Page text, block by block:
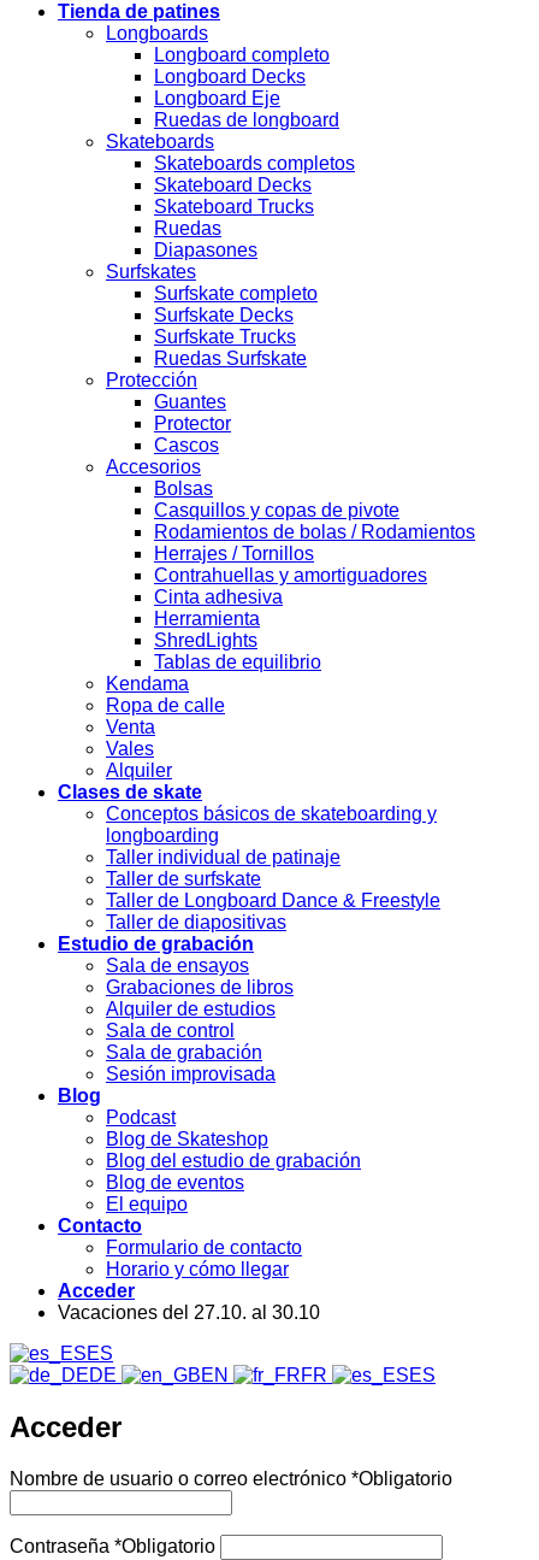
Tienda de patines
Longboards
Longboard completo
Longboard Decks
Longboard Eje
Ruedas de longboard
Skateboards
Skateboards completos
Skateboard Decks
Skateboard Trucks
Ruedas
Diapasones
Surfskates
Surfskate completo
Surfskate Decks
Surfskate Trucks
Ruedas Surfskate
Protección
Guantes
Protector
Cascos
Accesorios
Bolsas
Casquillos y copas de pivote
Rodamientos de bolas / Rodamientos
Herrajes / Tornillos
Contrahuellas y amortiguadores
Cinta adhesiva
Herramienta
ShredLights
Tablas de equilibrio
Kendama
Ropa de calle
Venta
Vales
Alquiler
Clases de skate
Conceptos básicos de skateboarding y
longboarding
Taller individual de patinaje
Taller de surfskate
Taller de Longboard Dance & Freestyle
Taller de diapositivas
Estudio de grabación
Sala de ensayos
Grabaciones de libros
Alquiler de estudios
Sala de control
Sala de grabación
Sesión improvisada
Blog
Podcast
Blog de Skateshop
Blog del estudio de grabación
Blog de eventos
El equipo
Contacto
Formulario de contacto
Horario y cómo llegar
Acceder
Vacaciones del 27.10. al 30.10
ES
DE
EN FR ES
Acceder
Nombre de usuario o correo electrónico *Obligatorio
Contraseña *Obligatorio